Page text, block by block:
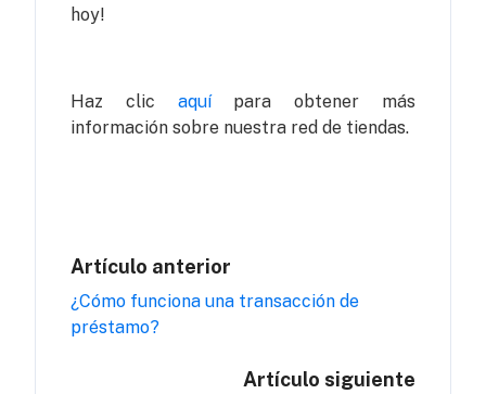
hoy!
Haz clic aquípara obtener más
información sobre nuestra red de tiendas.
Artículo anterior
¿Cómo funciona una transacción de
préstamo?
Artículo siguiente